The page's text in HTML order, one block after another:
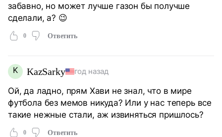
забавно, но может лучше газон бы получше
сделали, а? 😉
0 Ответить
K KazSarky год назад
Ой, да ладно, прям Хави не знал, что в мире
футбола без мемов никуда? Или у нас теперь все
такие нежные стали, аж извиняться пришлось?
0 Ответить